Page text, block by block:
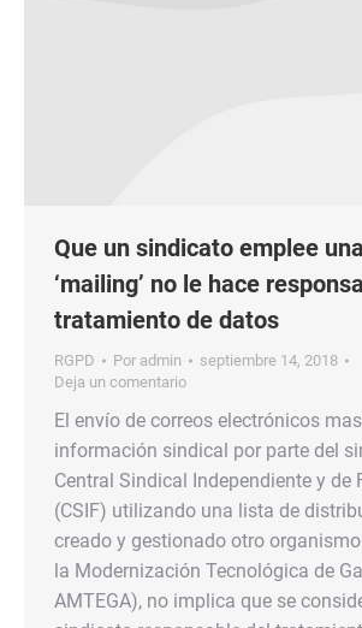
Que un sindicato emplee
‘mailing’ no le hace
tratamiento de datos
RGPD Por admin
septiembre 14, 2018
Deja un comentario
El envío de correos electrónicos
información sindical por parte del
Central Sindical Independiente y de
(CSIF) utilizando una lista de
creado y gestionado otro
la Modernización Tecnológica de
AMTEGA), no implica que se